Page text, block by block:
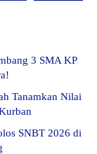
3 SMA KP
Tanamkan Nilai
SNBT 2026 di